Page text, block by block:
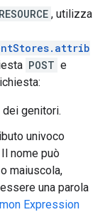
RESOURCE , utilizza
POST e
genitori.
univoco
nome può
maiuscola,
una parola
Expression